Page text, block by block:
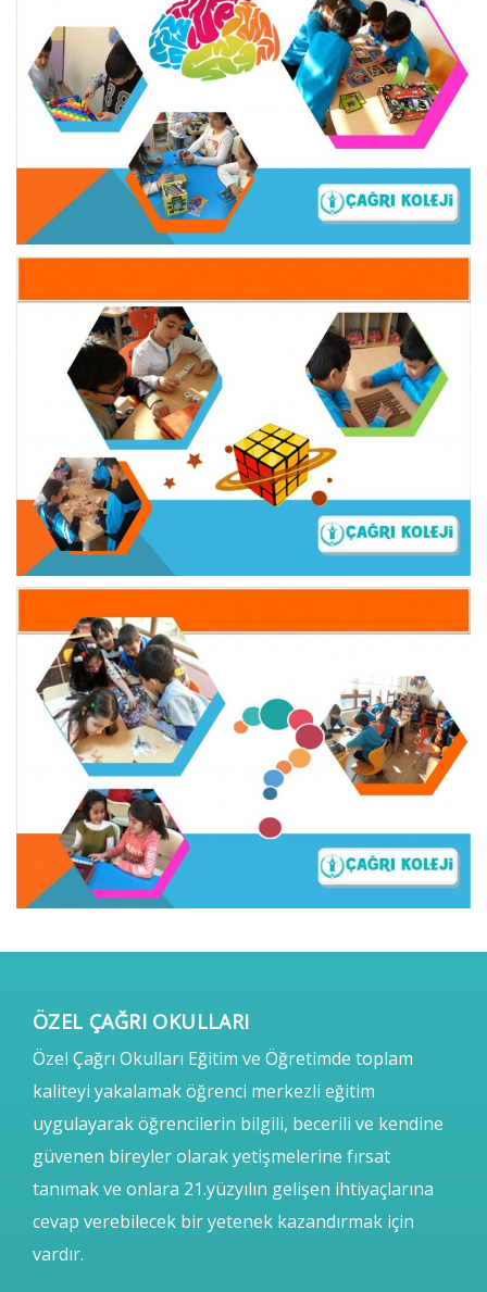
ÖZEL ÇAĞRI OKULLARI
Özel Çağrı Okulları Eğitim ve Öğretimde toplam
kaliteyi yakalamak öğrenci merkezli eğitim
uygulayarak öğrencilerin bilgili, becerili ve kendine
güvenen bireyler olarak yetişmelerine fırsat
tanımak ve onlara 21.yüzyılın gelişen ihtiyaçlarına
cevap verebilecek bir yetenek kazandırmak için
vardır.